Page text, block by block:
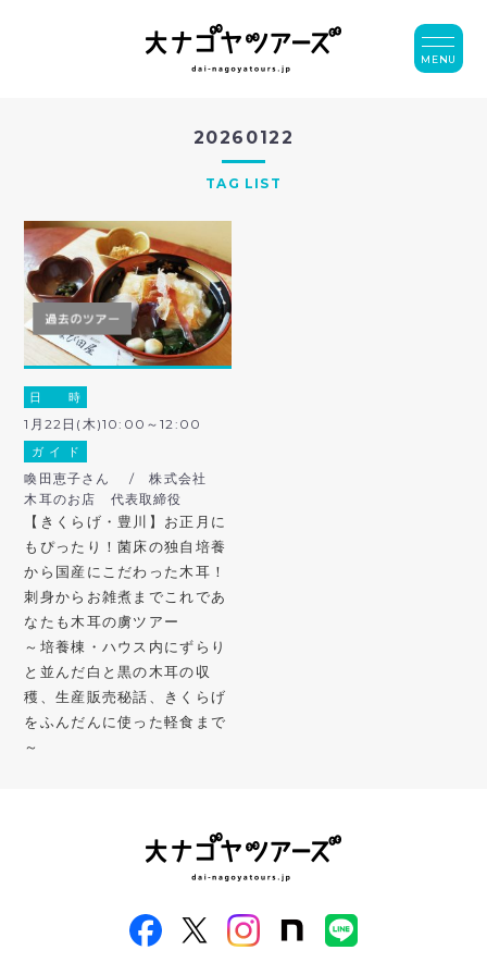
20260122
TAG LIST
日 時
1月22日(木)10:00～12:00
ガ イ ド
喚田恵子さん / 株式会社
木耳のお店 代表取締役
【きくらげ・豊川】お正月に
もぴったり！菌床の独自培養
から国産にこだわった木耳！
刺身からお雑煮までこれであ
なたも木耳の虜ツアー
～培養棟・ハウス内にずらり
と並んだ白と黒の木耳の収
穫、生産販売秘話、きくらげ
をふんだんに使った軽食まで
～
MENU